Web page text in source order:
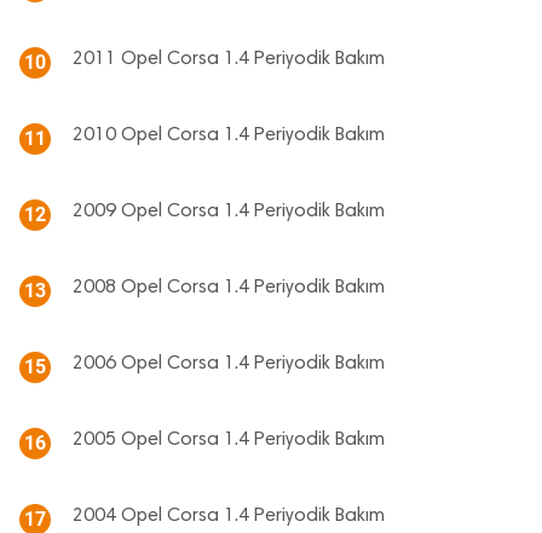
10 2011 Opel Corsa 1.4 Periyodik Bakım
11 2010 Opel Corsa 1.4 Periyodik Bakım
12 2009 Opel Corsa 1.4 Periyodik Bakım
13 2008 Opel Corsa 1.4 Periyodik Bakım
15 2006 Opel Corsa 1.4 Periyodik Bakım
16 2005 Opel Corsa 1.4 Periyodik Bakım
17 2004 Opel Corsa 1.4 Periyodik Bakım